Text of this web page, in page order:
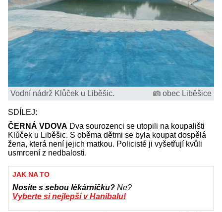
Vodní nádrž Klůček u Liběšic. obec Liběšice
SDÍLEJ:
ČERNÁ VDOVA Dva sourozenci se utopili na koupališti
Klůček u Liběšic. S oběma dětmi se byla koupat dospělá
žena, která není jejich matkou. Policisté ji vyšetřují kvůli
usmrcení z nedbalosti.
JAK NA TO
Nosíte s sebou lékárničku? Ne?
Vyberte si nejlepší v Hanibalu!